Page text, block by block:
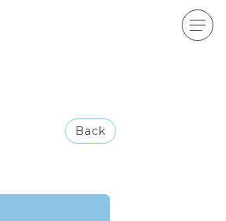
Back